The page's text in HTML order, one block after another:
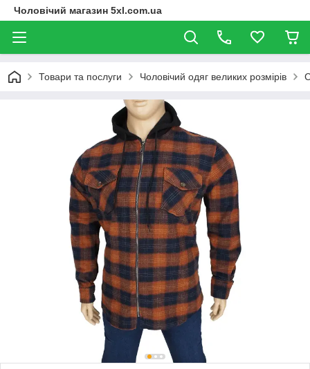
Чоловічий магазин 5xl.com.ua
Товари та послуги Чоловічий одяг великих розмірів